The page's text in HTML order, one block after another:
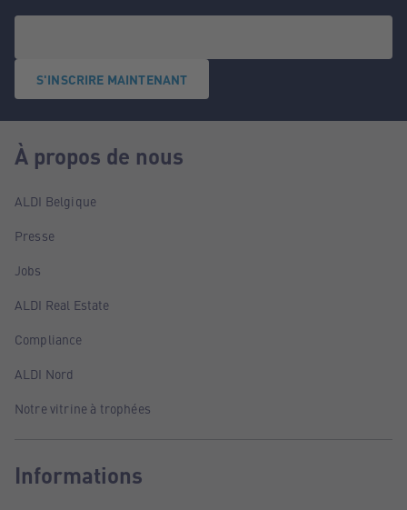
S'INSCRIRE MAINTENANT
À propos de nous
ALDI Belgique
Presse
Jobs
ALDI Real Estate
Compliance
ALDI Nord
Notre vitrine à trophées
Informations